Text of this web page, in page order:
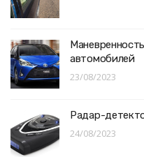
автомобилей
23/08/2023
Радар-
24/08/2023